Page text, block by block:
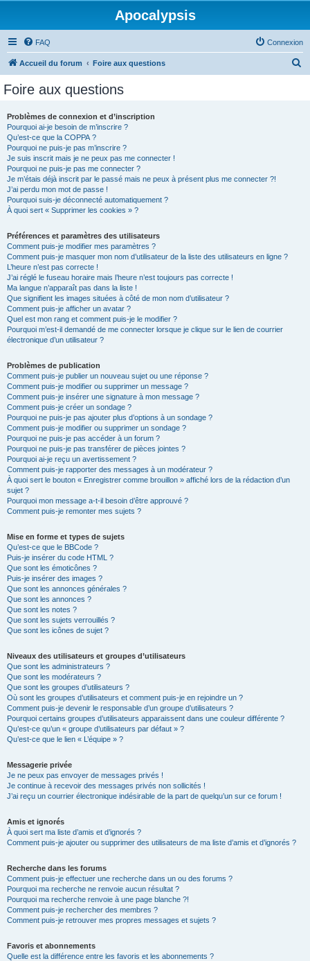
Apocalypsis
FAQ Connexion
Accueil du forum Foire aux questions
Foire aux questions
Problèmes de connexion et d’inscription
Pourquoi ai-je besoin de m’inscrire ?
Qu’est-ce que la COPPA ?
Pourquoi ne puis-je pas m’inscrire ?
Je suis inscrit mais je ne peux pas me connecter !
Pourquoi ne puis-je pas me connecter ?
Je m’étais déjà inscrit par le passé mais ne peux à présent plus me connecter ?!
J’ai perdu mon mot de passe !
Pourquoi suis-je déconnecté automatiquement ?
À quoi sert « Supprimer les cookies » ?
Préférences et paramètres des utilisateurs
Comment puis-je modifier mes paramètres ?
Comment puis-je masquer mon nom d’utilisateur de la liste des utilisateurs en ligne ?
L’heure n’est pas correcte !
J’ai réglé le fuseau horaire mais l’heure n’est toujours pas correcte !
Ma langue n’apparaît pas dans la liste !
Que signifient les images situées à côté de mon nom d’utilisateur ?
Comment puis-je afficher un avatar ?
Quel est mon rang et comment puis-je le modifier ?
Pourquoi m’est-il demandé de me connecter lorsque je clique sur le lien de courrier
électronique d’un utilisateur ?
Problèmes de publication
Comment puis-je publier un nouveau sujet ou une réponse ?
Comment puis-je modifier ou supprimer un message ?
Comment puis-je insérer une signature à mon message ?
Comment puis-je créer un sondage ?
Pourquoi ne puis-je pas ajouter plus d’options à un sondage ?
Comment puis-je modifier ou supprimer un sondage ?
Pourquoi ne puis-je pas accéder à un forum ?
Pourquoi ne puis-je pas transférer de pièces jointes ?
Pourquoi ai-je reçu un avertissement ?
Comment puis-je rapporter des messages à un modérateur ?
À quoi sert le bouton « Enregistrer comme brouillon » affiché lors de la rédaction d’un
sujet ?
Pourquoi mon message a-t-il besoin d’être approuvé ?
Comment puis-je remonter mes sujets ?
Mise en forme et types de sujets
Qu’est-ce que le BBCode ?
Puis-je insérer du code HTML ?
Que sont les émoticônes ?
Puis-je insérer des images ?
Que sont les annonces générales ?
Que sont les annonces ?
Que sont les notes ?
Que sont les sujets verrouillés ?
Que sont les icônes de sujet ?
Niveaux des utilisateurs et groupes d’utilisateurs
Que sont les administrateurs ?
Que sont les modérateurs ?
Que sont les groupes d’utilisateurs ?
Où sont les groupes d’utilisateurs et comment puis-je en rejoindre un ?
Comment puis-je devenir le responsable d’un groupe d’utilisateurs ?
Pourquoi certains groupes d’utilisateurs apparaissent dans une couleur différente ?
Qu’est-ce qu’un « groupe d’utilisateurs par défaut » ?
Qu’est-ce que le lien « L’équipe » ?
Messagerie privée
Je ne peux pas envoyer de messages privés !
Je continue à recevoir des messages privés non sollicités !
J’ai reçu un courrier électronique indésirable de la part de quelqu’un sur ce forum !
Amis et ignorés
À quoi sert ma liste d’amis et d’ignorés ?
Comment puis-je ajouter ou supprimer des utilisateurs de ma liste d’amis et d’ignorés ?
Recherche dans les forums
Comment puis-je effectuer une recherche dans un ou des forums ?
Pourquoi ma recherche ne renvoie aucun résultat ?
Pourquoi ma recherche renvoie à une page blanche ?!
Comment puis-je rechercher des membres ?
Comment puis-je retrouver mes propres messages et sujets ?
Favoris et abonnements
Quelle est la différence entre les favoris et les abonnements ?